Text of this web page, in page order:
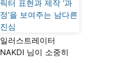
일러스트레이터
NAKDI 님이 소중히